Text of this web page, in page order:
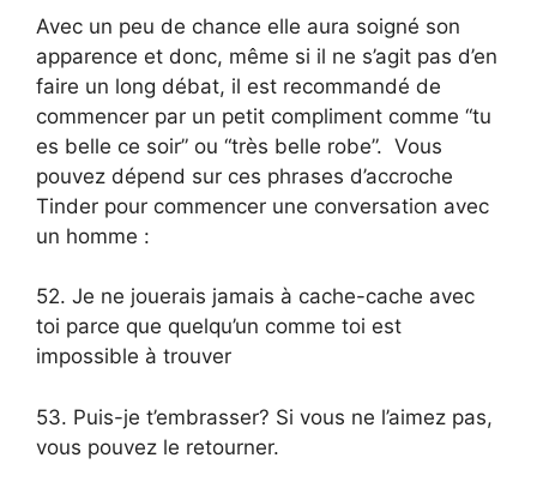
Avec un peu de chance elle aura soigné son
apparence et donc, même si il ne s’agit pas d’en
faire un long débat, il est recommandé de
commencer par un petit compliment comme “tu
es belle ce soir” ou “très belle robe”. Vous
pouvez dépend sur ces phrases d’accroche
Tinder pour commencer une conversation avec
un homme :
52. Je ne jouerais jamais à cache-cache avec
toi parce que quelqu’un comme toi est
impossible à trouver
53. Puis-je t’embrasser? Si vous ne l’aimez pas,
vous pouvez le retourner.